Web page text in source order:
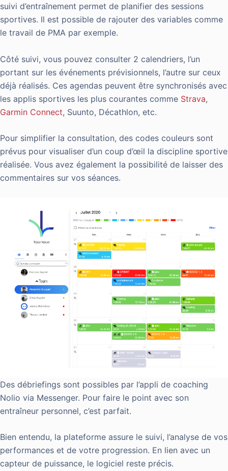
suivi d’entraînement permet de planifier des sessions
sportives. Il est possible de rajouter des variables comme
le travail de PMA par exemple.
Côté suivi, vous pouvez consulter 2 calendriers, l’un
portant sur les événements prévisionnels, l’autre sur ceux
déjà réalisés. Ces agendas peuvent être synchronisés avec
les applis sportives les plus courantes comme Strava,
Garmin Connect, Suunto, Décathlon, etc.
Pour simplifier la consultation, des codes couleurs sont
prévus pour visualiser d’un coup d’œil la discipline sportive
réalisée. Vous avez également la possibilité de laisser des
commentaires sur vos séances.
Des débriefings sont possibles par l’appli de coaching
Nolio via Messenger. Pour faire le point avec son
entraîneur personnel, c’est parfait.
Bien entendu, la plateforme assure le suivi, l’analyse de vos
performances et de votre progression. En lien avec un
capteur de puissance, le logiciel reste précis.